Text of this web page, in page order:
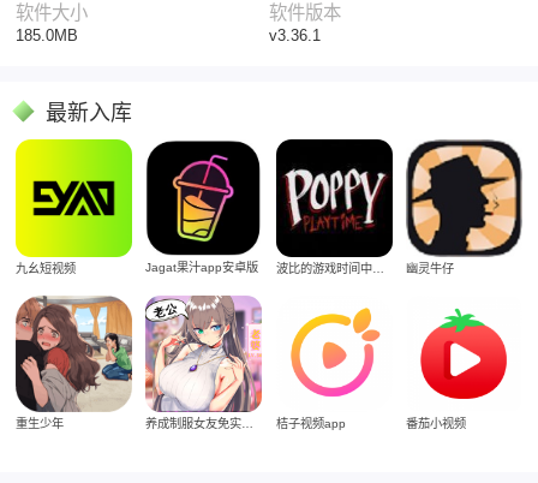
软件大小
185.0MB
软件版本
v3.36.1
最新入库
九幺短视频 Jagat果汁app安卓版 波比的游戏时间中文版 幽灵牛仔
重生少年 桔子视频app 番茄小视频